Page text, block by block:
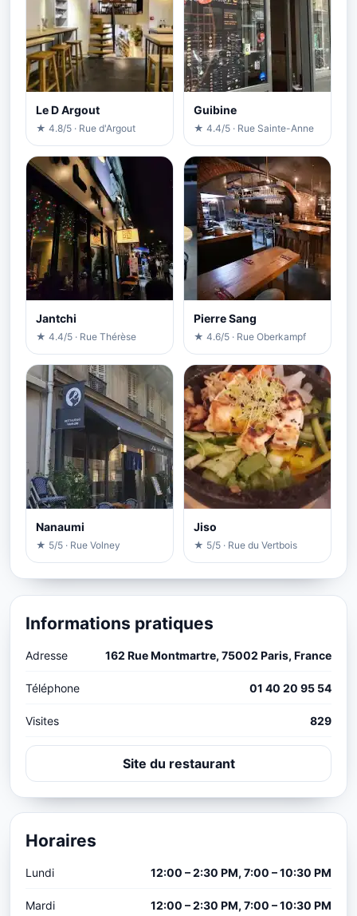
Le D Argout
★ 4.8/5 · Rue d'Argout
Guibine
★ 4.4/5 · Rue Sainte-Anne
Jantchi
★ 4.4/5 · Rue Thérèse
Pierre Sang
★ 4.6/5 · Rue Oberkampf
Nanaumi
★ 5/5 · Rue Volney
Jiso
★ 5/5 · Rue du Vertbois
Informations pratiques
Adresse 162 Rue Montmartre, 75002 Paris, France
Téléphone 01 40 20 95 54
Visites 829
Site du restaurant
Horaires
Lundi 12:00 – 2:30 PM, 7:00 – 10:30 PM
Mardi 12:00 – 2:30 PM, 7:00 – 10:30 PM